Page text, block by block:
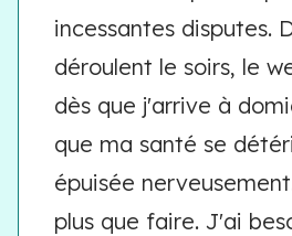
incessantes disputes.
déroulent le soirs, le
dès que j'arrive à
que ma santé se
épuisée
plus que faire. J'ai